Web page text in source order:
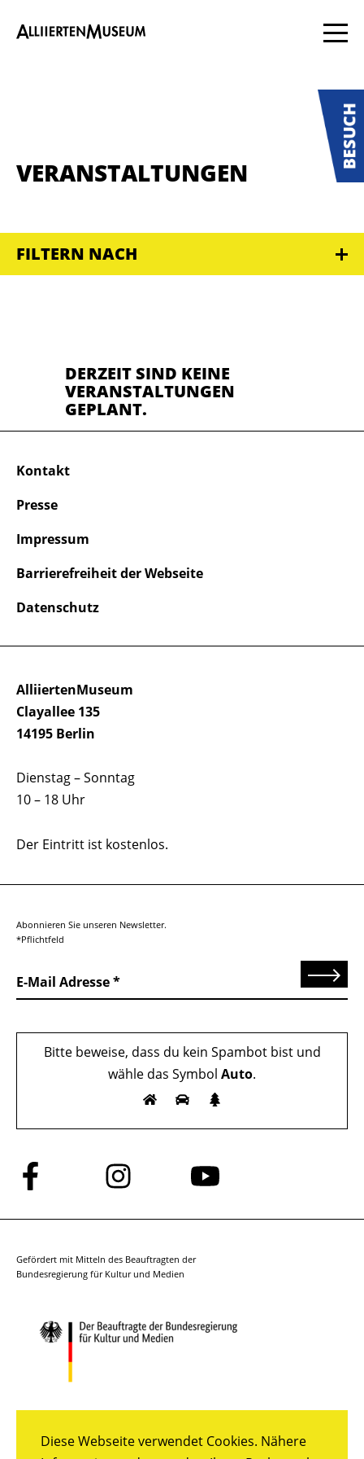
Diese Webseite verwendet Cookies. Nähere
VERANSTALTUNGEN
FILTERN NACH
DERZEIT SIND KEINE
VERANSTALTUNGEN
GEPLANT.
AlliiertenMuseum
Clayallee 135
14195 Berlin
Dienstag – Sonntag
10 – 18 Uhr
Der Eintritt ist kostenlos.
Kontakt
Presse
Impressum
Barrierefreiheit der Webseite
Datenschutz
Abonnieren Sie unseren Newsletter.
*Pflichtfeld
E-Mail Adresse Senden
Bitte beweise, dass du kein Spambot bist und
wähle das Symbol Auto.
Folge
uns
auf
Folge
uns
auf
Folge
auf
Gefördert mit Mitteln des Beauftragten der
Bundesregierung für Kultur und Medien